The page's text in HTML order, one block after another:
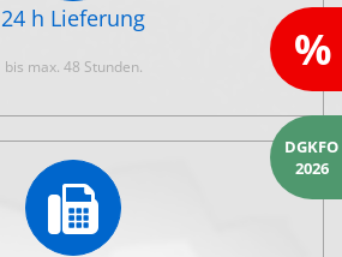
24 h Lieferung
bis max. 48 Stunden. %
DGKFO
2026